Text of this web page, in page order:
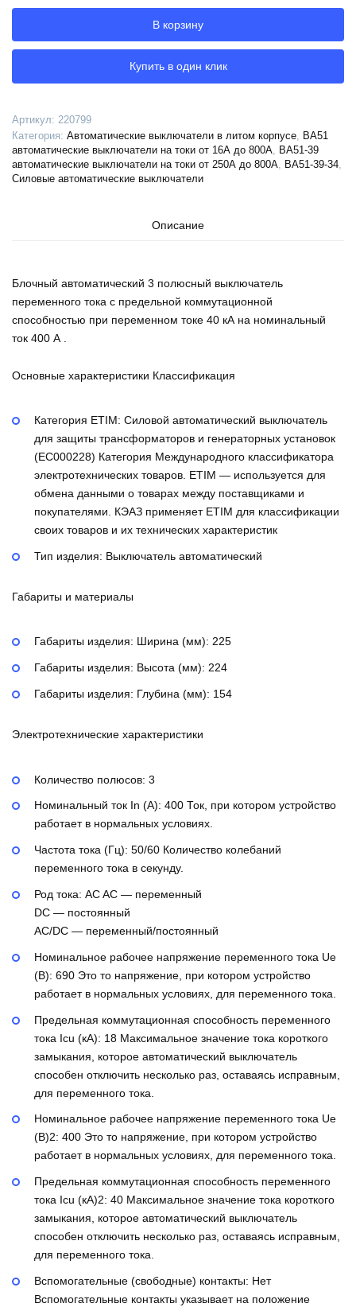
ВА51-
39-
341210-
400А-4000-
УХЛ3-
КЭАЗ,
220799
В корзину
Купить в один клик
Артикул: 220799
Категория: Автоматические выключатели в литом корпусе
ВА51
автоматические выключатели на токи от 16А до 800А
ВА51-39
автоматические выключатели на токи от 250А до 800А
ВА51-39-34
Силовые автоматические выключатели
Описание
Блочный автоматический 3 полюсный выключатель
переменного тока с предельной коммутационной
способностью при переменном токе 40 кА на номинальный
ток 400 А .
Основные характеристики Классификация
Категория ETIM: Силовой автоматический выключатель
для защиты трансформаторов и генераторных установок
(EC000228) Категория Международного классификатора
электротехнических товаров. ETIM — используется для
обмена данными о товарах между поставщиками и
покупателями. КЭАЗ применяет ETIM для классификации
своих товаров и их технических характеристик
Тип изделия: Выключатель автоматический
Габариты и материалы
Габариты изделия: Ширина (мм): 225
Габариты изделия: Высота (мм): 224
Габариты изделия: Глубина (мм): 154
Электротехнические характеристики
Количество полюсов: 3
Номинальный ток In (А): 400 Ток, при котором устройство
работает в нормальных условиях.
Частота тока (Гц): 50/60 Количество колебаний
переменного тока в секунду.
Род тока: ACAC — переменный
DC — постоянный
AC/DC — переменный/постоянный
Номинальное рабочее напряжение переменного тока Ue
(В): 690 Это то напряжение, при котором устройство
работает в нормальных условиях, для переменного тока.
Предельная коммутационная способность переменного
тока Icu (кА): 18 Максимальное значение тока короткого
замыкания, которое автоматический выключатель
способен отключить несколько раз, оставаясь исправным,
для переменного тока.
Номинальное рабочее напряжение переменного тока Ue
(В)2: 400 Это то напряжение, при котором устройство
работает в нормальных условиях, для переменного тока.
Предельная коммутационная способность переменного
тока Icu (кА)2: 40 Максимальное значение тока короткого
замыкания, которое автоматический выключатель
способен отключить несколько раз, оставаясь исправным,
для переменного тока.
Вспомогательные (свободные) контакты: Нет
Вспомогательные контакты указывает на положение